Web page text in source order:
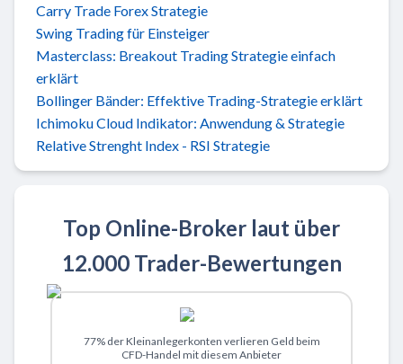
Carry Trade Forex Strategie
Swing Trading für Einsteiger
Masterclass: Breakout Trading Strategie einfach
erklärt
Bollinger Bänder: Effektive Trading-Strategie erklärt
Ichimoku Cloud Indikator: Anwendung & Strategie
Relative Strenght Index - RSI Strategie
Top Online-Broker laut über
12.000 Trader-Bewertungen
Zu XTB
77% der Kleinanlegerkonten verlieren Geld beim
CFD-Handel mit diesem Anbieter